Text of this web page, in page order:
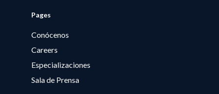
Pages
Conócenos
Careers
Especializaciones
Sala de Prensa